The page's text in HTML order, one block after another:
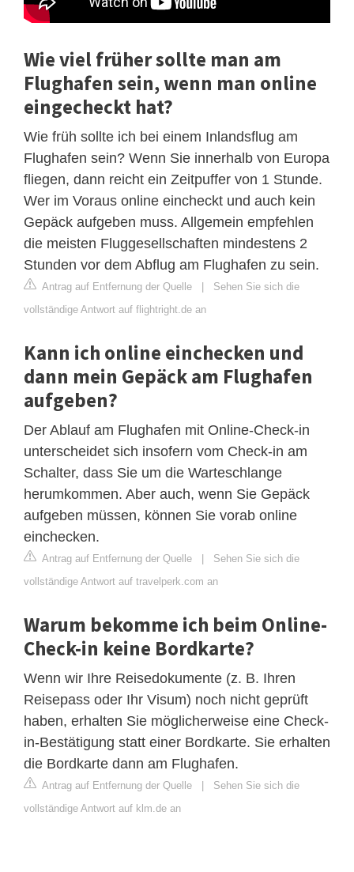
Wie viel früher sollte man am
Flughafen sein, wenn man online
eingecheckt hat?
Wie früh sollte ich bei einem Inlandsflug am
Flughafen sein? Wenn Sie innerhalb von Europa
fliegen, dann reicht ein Zeitpuffer von 1 Stunde.
Wer im Voraus online eincheckt und auch kein
Gepäck aufgeben muss. Allgemein empfehlen
die meisten Fluggesellschaften mindestens 2
Stunden vor dem Abflug am Flughafen zu sein.
Antrag auf Entfernung der Quelle | Sehen Sie sich die
vollständige Antwort auf flightright.de an
Kann ich online einchecken und
dann mein Gepäck am Flughafen
aufgeben?
Der Ablauf am Flughafen mit Online-Check-in
unterscheidet sich insofern vom Check-in am
Schalter, dass Sie um die Warteschlange
herumkommen. Aber auch, wenn Sie Gepäck
aufgeben müssen, können Sie vorab online
einchecken.
Antrag auf Entfernung der Quelle | Sehen Sie sich die
vollständige Antwort auf travelperk.com an
Warum bekomme ich beim Online-
Check-in keine Bordkarte?
Wenn wir Ihre Reisedokumente (z. B. Ihren
Reisepass oder Ihr Visum) noch nicht geprüft
haben, erhalten Sie möglicherweise eine Check-
in-Bestätigung statt einer Bordkarte. Sie erhalten
die Bordkarte dann am Flughafen.
Antrag auf Entfernung der Quelle | Sehen Sie sich die
vollständige Antwort auf klm.de an